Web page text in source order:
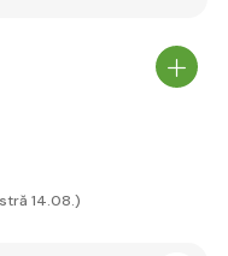
14.08.)